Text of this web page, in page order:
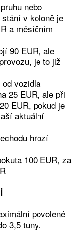
nebo
v koloně je
a měsíčním
90 EUR, ale
je to již
od vozidla
25 EUR, ale při
EUR, pokud je
aktuální
hrozí
100 EUR, za
povolené
3,5 tuny.